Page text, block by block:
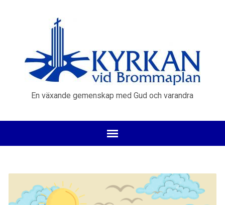
En växande gemenskap med Gud och varandra